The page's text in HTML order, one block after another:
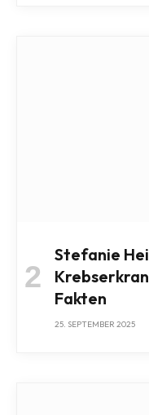
Stefanie
Fakten
25. SEPTEMBER 2025